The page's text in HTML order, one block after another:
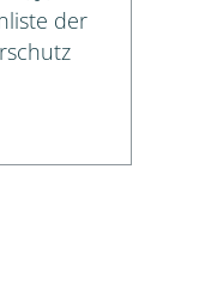
der